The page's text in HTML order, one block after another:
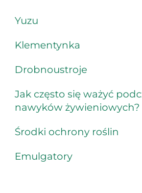
Yuzu
Klementynka
Drobnoustroje
Jak często się ważyć
nawyków żywieniowych?
Środki ochrony roślin
Emulgatory